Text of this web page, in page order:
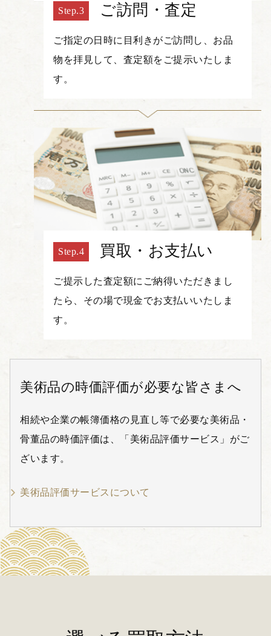
ご訪問・査定
ご指定の日時に目利きがご訪問し、お品
物を拝見して、査定額をご提示いたしま
す。
買取・お支払い
ご提示した査定額にご納得いただきまし
たら、その場で現金でお支払いいたしま
す。
美術品の時価評価が必要な皆さまへ
相続や企業の帳簿価格の見直し等で必要な美術品・
骨董品の時価評価は、「美術品評価サービス」がご
ざいます。
美術品評価サービスについて